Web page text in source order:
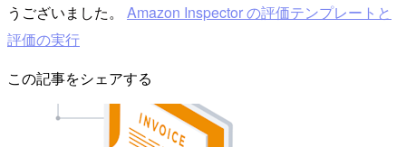
うございました。 Amazon Inspector の評価テンプレートと
評価の実行
この記事をシェアする